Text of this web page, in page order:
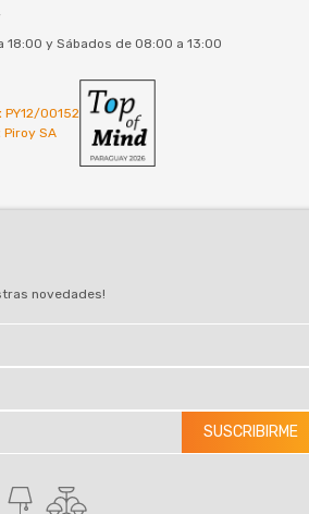
18:00 y Sábados de 08:00 a 13:00
PY12/00152
Piroy SA
novedades!
SUSCRIBIRME